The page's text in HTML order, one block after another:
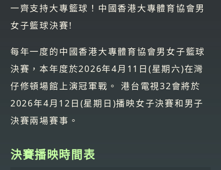
一齊支持大專籃球！中國香港大專體育協會男
女子籃球決賽!
每年一度的中國香港大專體育協會男女子籃球
決賽，本年度於2026年4月11日(星期六)在灣
仔修頓場館上演冠軍戰。 港台電視32會將於
2026年4月12日(星期日)播映女子決賽和男子
決賽兩場賽事。
決賽播映時間表